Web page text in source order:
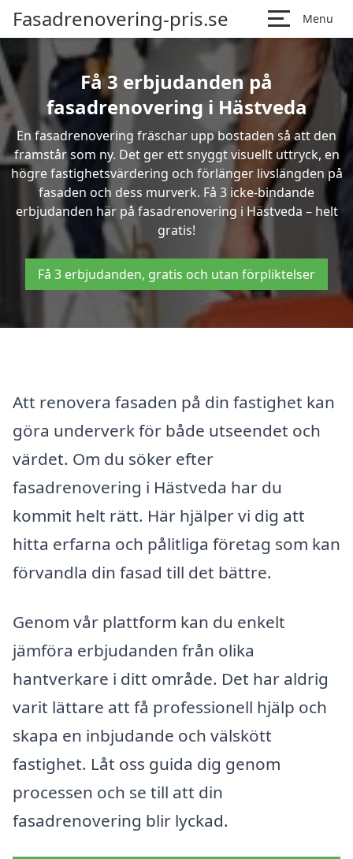
Fasadrenovering-pris.se Menu
Få 3 erbjudanden på
fasadrenovering i Hästveda
En fasadrenovering fräschar upp bostaden så att den
framstår som ny. Det ger ett snyggt visuellt uttryck, en
högre fastighetsvärdering och förlänger livslängden på
fasaden och dess murverk. Få 3 icke-bindande
erbjudanden här på fasadrenovering i Hästveda – helt
gratis!
Få 3 erbjudanden, gratis och utan förpliktelser
Att renovera fasaden på din fastighet kan
göra underverk för både utseendet och
värdet. Om du söker efter
fasadrenovering i Hästveda har du
kommit helt rätt. Här hjälper vi dig att
hitta erfarna och pålitliga företag som kan
förvandla din fasad till det bättre.
Genom vår plattform kan du enkelt
jämföra erbjudanden från olika
hantverkare i ditt område. Det har aldrig
varit lättare att få professionell hjälp och
skapa en inbjudande och välskött
fastighet. Låt oss guida dig genom
processen och se till att din
fasadrenovering blir lyckad.